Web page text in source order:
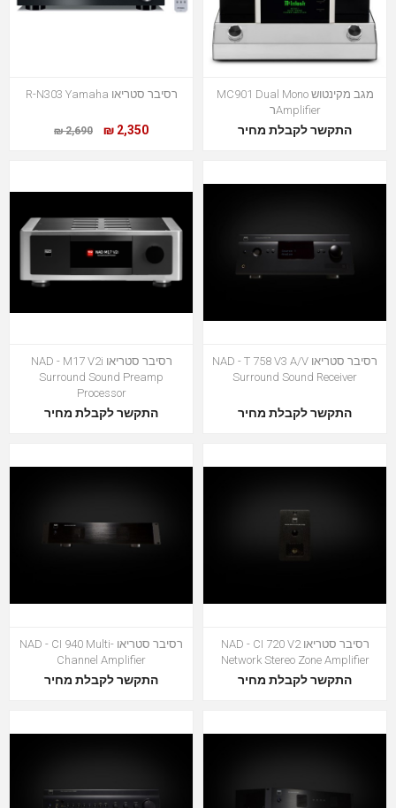
מגב מקינטוש MC901 Dual Mono
Amplifierר
התקשר לקבלת מחיר
רסיבר סטריאו R-N303 Yamaha
2,350 ₪
2,690 ₪
רסיבר סטריאו NAD - T 758 V3 A/V
Surround Sound Receiver
התקשר לקבלת מחיר
רסיבר סטריאו NAD - M17 V2i
Surround Sound Preamp
Processor
התקשר לקבלת מחיר
רסיבר סטריאו NAD - CI 720 V2
Network Stereo Zone Amplifier
התקשר לקבלת מחיר
רסיבר סטריאו NAD - CI 940 Multi-
Channel Amplifier
התקשר לקבלת מחיר